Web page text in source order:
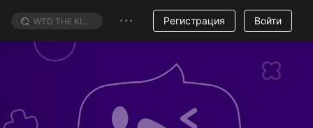
Регистрация Войти